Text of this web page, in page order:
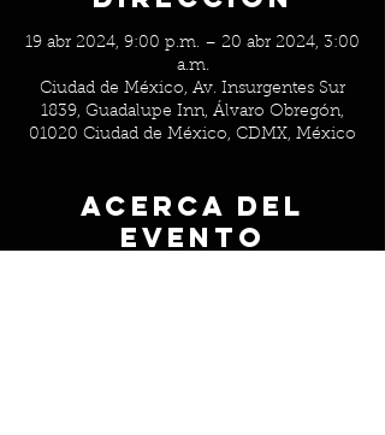
19 abr 2024, 9:00 p.m. – 20 abr 2024, 3:00
a.m.
Ciudad de México, Av. Insurgentes Sur
1839, Guadalupe Inn, Álvaro Obregón,
01020 Ciudad de México, CDMX, México
Acerca del
evento